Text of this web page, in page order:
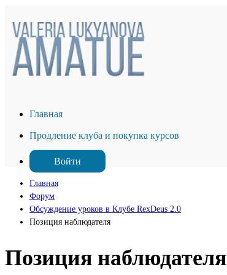
Главная
Продление клуба и покупка курсов
Войти
Главная
Форум
Обсуждение уроков в Клубе RexDeus 2.0
Позиция наблюдателя
Позиция наблюдателя